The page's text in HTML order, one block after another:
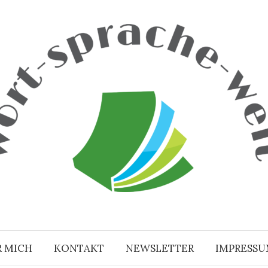
MICH KONTAKT NEWSLETTER